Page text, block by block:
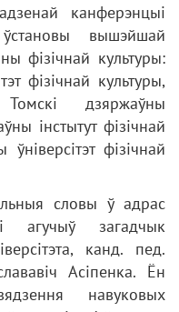
канферэнцыі
вышэйшай
фізічнай культуры:
фізічнай культуры,
дзяржаўны
інстытут фізічнай
фізічнай
словы ў адрас
агучыў загадчык
канд. пед.
Асіпенка. Ён
навуковых